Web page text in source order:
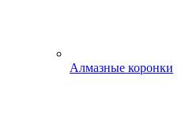
Алмазные коронки